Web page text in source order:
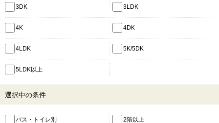
3DK 3LDK
4K 4DK
4LDK 5K/5DK
5LDK以上
選択中の条件
バス・トイレ別 2階以上